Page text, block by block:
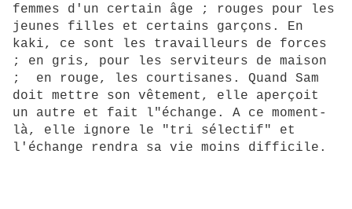
femmes d'un certain âge ; rouges pour les
jeunes filles et certains garçons. En
kaki, ce sont les travailleurs de forces
; en gris, pour les serviteurs de maison
; en rouge, les courtisanes. Quand Sam
doit mettre son vêtement, elle aperçoit
un autre et fait l"échange. A ce moment-
là, elle ignore le "tri sélectif" et
l'échange rendra sa vie moins difficile.